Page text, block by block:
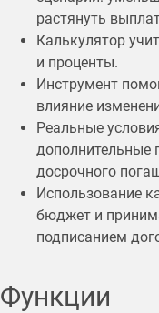
растянуть
Калькулятор
и проценты.
Инструмент
влияние
Реальные
дополнительные
досрочного
Использование
бюджет и
подписанием
Функции